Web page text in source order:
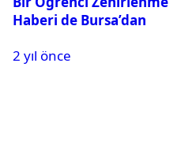
Haberi de Bursa’dan
2 yıl önce